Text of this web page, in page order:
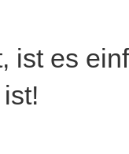
ist es